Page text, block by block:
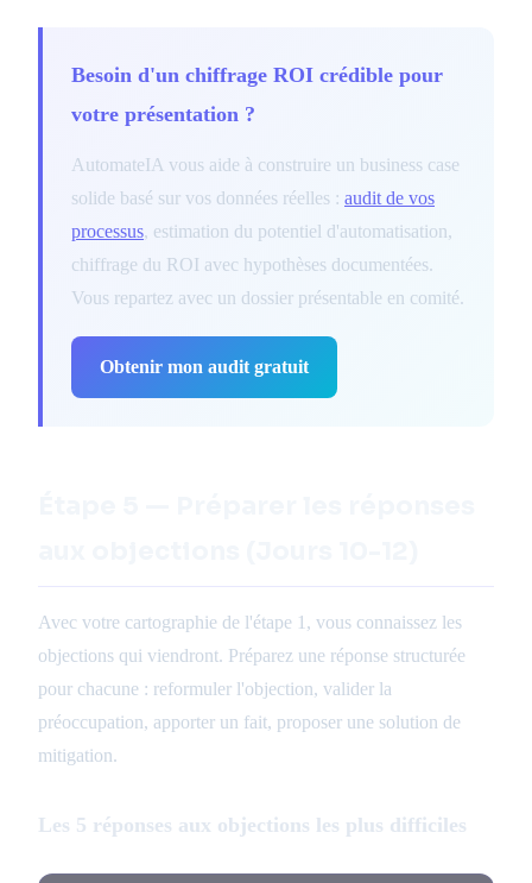
Besoin d'un chiffrage ROI crédible pour
votre présentation ?
AutomateIA vous aide à construire un business case
solide basé sur vos données réelles : audit de vos
processus, estimation du potentiel d'automatisation,
chiffrage du ROI avec hypothèses documentées.
Vous repartez avec un dossier présentable en comité.
Obtenir mon audit gratuit
Avec votre cartographie de l'étape 1, vous connaissez les
objections qui viendront. Préparez une réponse structurée
pour chacune : reformuler l'objection, valider la
préoccupation, apporter un fait, proposer une solution de
mitigation.
Les 5 réponses aux objections les plus difficiles